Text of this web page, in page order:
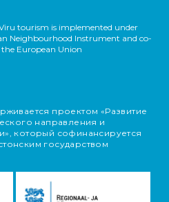
tourism is implemented under
Neighbourhood Instrument and co-
European Union
проектом «Развитие
направления и
который софинансируется
государством